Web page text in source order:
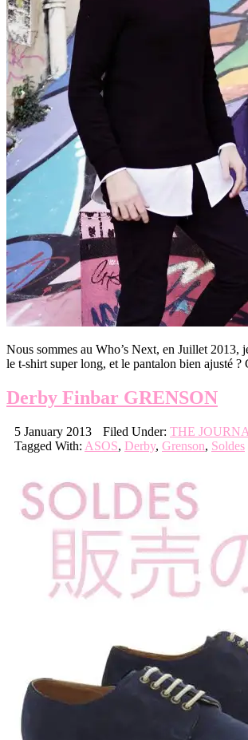
Nous sommes au Who’s Next, en Juillet 2013,
le t-shirt super long, et le pantalon bien ajusté
Derby Finbar GRENSON
5 January 2013 Filed Under: THE
Tagged With: ASOS, Derby, Grenson, Soldes